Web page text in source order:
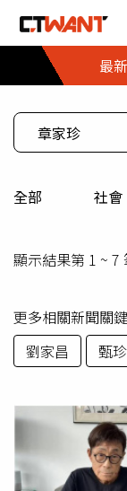
最新
全部 社會
顯示結果第 1 ~ 7
更多相關新聞關鍵
劉家昌
甄珍